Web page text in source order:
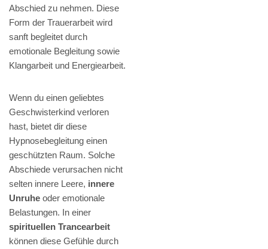
Abschied zu nehmen. Diese
Form der Trauerarbeit wird
sanft begleitet durch
emotionale Begleitung sowie
Klangarbeit und Energiearbeit.
Wenn du einen geliebtes
Geschwisterkind verloren
hast, bietet dir diese
Hypnosebegleitung einen
geschützten Raum. Solche
Abschiede verursachen nicht
selten innere Leere, innere
Unruhe oder emotionale
Belastungen. In einer
spirituellen Trancearbeit
können diese Gefühle durch